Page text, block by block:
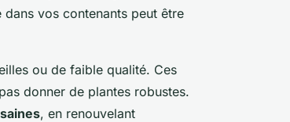
vos contenants peut être
ou de faible qualité. Ces
donner de plantes robustes.
, en renouvelant